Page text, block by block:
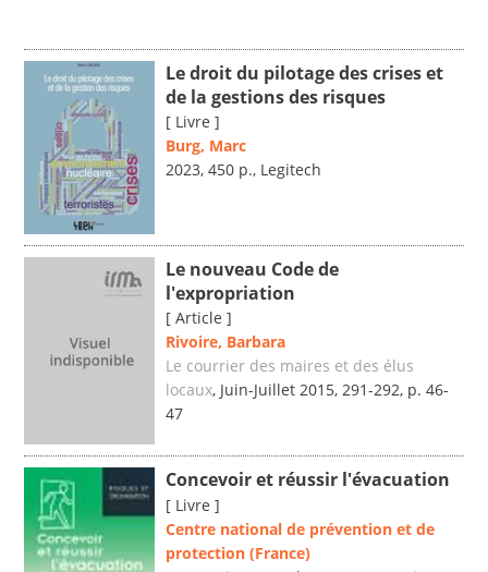
Le droit du pilotage des crises et
de la gestions des risques
[ Livre ]
Burg, Marc
2023, 450 p., Legitech
Le nouveau Code de
l'expropriation
[ Article ]
Rivoire, Barbara
Le courrier des maires et des élus
locaux, Juin-Juillet 2015, 291-292, p. 46-
47
Concevoir et réussir l'évacuation
[ Livre ]
Centre national de prévention et de
protection (France)